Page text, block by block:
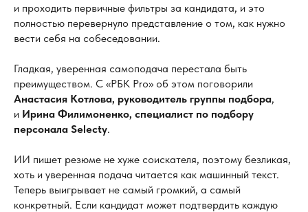
и проходить первичные фильтры за кандидата, и это
полностью перевернуло представление о том, как нужно
вести себя на собеседовании.
Гладкая, уверенная самоподача перестала быть
преимуществом. С «РБК Pro» об этом поговорили
Анастасия Котлова, руководитель группы подбора,
и Ирина Филимоненко, специалист по подбору
персонала Selecty.
ИИ пишет резюме не хуже соискателя, поэтому безликая,
хоть и уверенная подача читается как машинный текст.
Теперь выигрывает не самый громкий, а самый
конкретный. Если кандидат может подтвердить каждую